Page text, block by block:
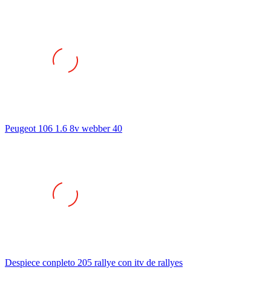
Peugeot 106 1.6 8v webber 40
Despiece conpleto 205 rallye con itv de rallyes